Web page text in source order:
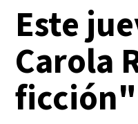
Este
Carola
ficción"